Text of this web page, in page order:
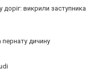
доріг: викрили заступника
дичину